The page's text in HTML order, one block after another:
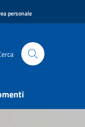
personale